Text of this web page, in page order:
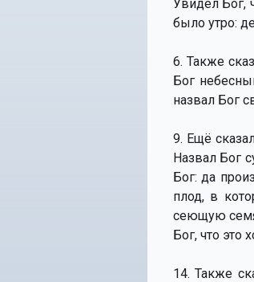
Увидел Бог,
было утро:
6. Также
Бог
назвал Бог
9. Ещё
Назвал Бог
Бог: да
плод, в
сеющую семя
Бог, что это
14. Также